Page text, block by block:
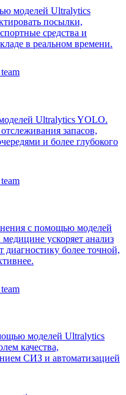
моделей Ultralytics
посылки,
средства и
в реальном времени.
Ultralytics YOLO.
запасов,
и более глубокого
с помощью моделей
ускоряет анализ
более точной,
моделей Ultralytics
качества,
СИЗ и автоматизацией